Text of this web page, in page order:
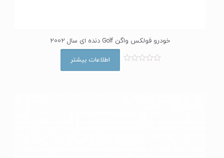
خودرو فولکس واگن Golf دنده ای سال 2002
اطلاعات بیشتر